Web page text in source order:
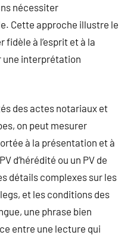
nécessiter
Cette approche illustre le
à l’esprit et à la
une interprétation
des actes notariaux et
on peut mesurer
à la présentation et à
d’hérédité ou un PV de
détails complexes sur les
et les conditions des
une phrase bien
entre une lecture qui